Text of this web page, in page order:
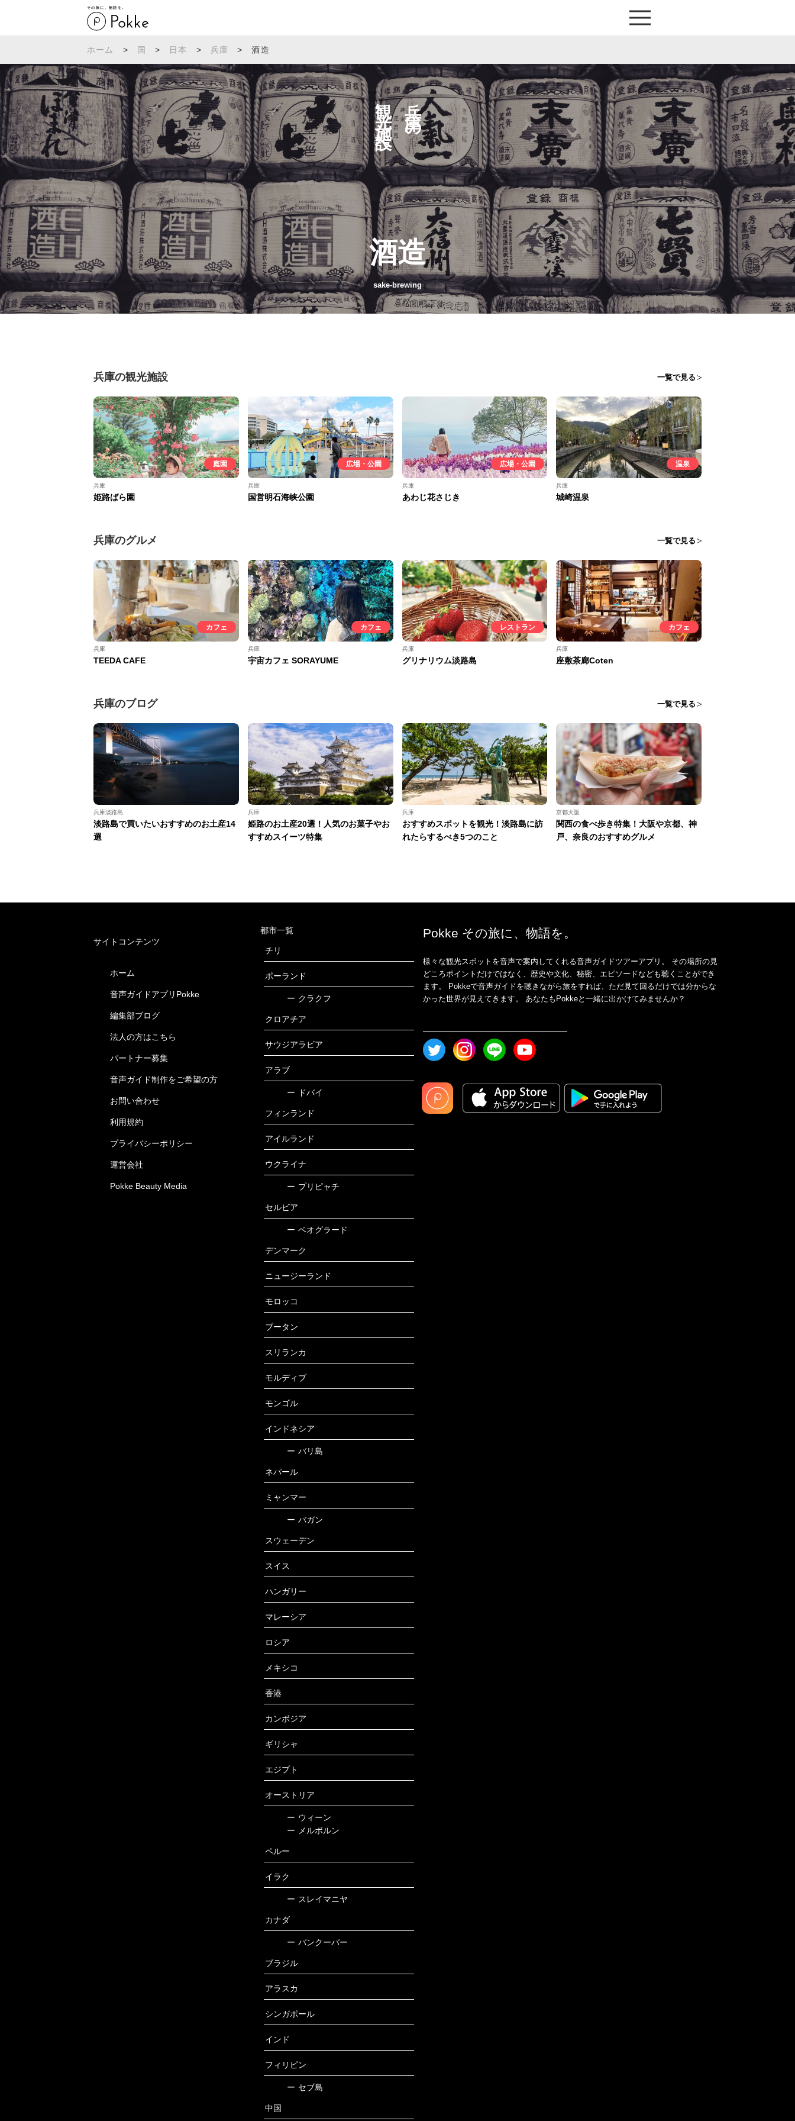
その旅に、物語を。
ホーム > 国 > 日本 > 兵庫 > 酒造
兵庫の
観光施設へ
酒造
sake-brewing
兵庫の観光施設 一覧で見る
庭園
兵庫
姫路ばら園
広場・公園
兵庫
国営明石海峡公園
広場・公園
兵庫
あわじ花さじき
温泉
兵庫
城崎温泉
兵庫のグルメ 一覧で見る
カフェ
兵庫
TEEDA CAFE
カフェ
兵庫
宇宙カフェ SORAYUME
レストラン
兵庫
グリナリウム淡路島
カフェ
兵庫
座敷茶廊Coten
兵庫のブログ 一覧で見る
兵庫淡路島
淡路島で買いたいおすすめのお土産14
選
兵庫
姫路のお土産20選！人気のお菓子やお
すすめスイーツ特集
兵庫
おすすめスポットを観光！淡路島に訪
れたらするべき5つのこと
京都大阪
関西の食べ歩き特集！大阪や京都、神
戸、奈良のおすすめグルメ
サイトコンテンツ
ホーム
音声ガイドアプリPokke
編集部ブログ
法人の方はこちら
パートナー募集
音声ガイド制作をご希望の方
お問い合わせ
利用規約
プライバシーポリシー
運営会社
Pokke Beauty Media
都市一覧
チリ
ポーランド
ー クラクフ
クロアチア
サウジアラビア
アラブ
ー ドバイ
フィンランド
アイルランド
ウクライナ
ー プリピャチ
セルビア
ー ベオグラード
デンマーク
ニュージーランド
モロッコ
ブータン
スリランカ
モルディブ
モンゴル
インドネシア
ー バリ島
ネパール
ミャンマー
ー バガン
スウェーデン
スイス
ハンガリー
マレーシア
ロシア
メキシコ
香港
カンボジア
ギリシャ
エジプト
オーストリア
ー ウィーン
ー
メルボルン
ペルー
イラク
ー スレイマニヤ
カナダ
ー バンクーバー
ブラジル
アラスカ
シンガポール
インド
フィリピン
ー セブ島
中国
Pokke その旅に、物語を。
様々な観光スポットを音声で案内してくれる音声ガイドツアーアプリ。 その場所の見
どころポイントだけではなく、歴史や文化、秘密、エピソードなども聴くことができ
ます。 Pokkeで音声ガイドを聴きながら旅をすれば、ただ見て回るだけでは分からな
かった世界が見えてきます。 あなたもPokkeと一緒に出かけてみませんか？